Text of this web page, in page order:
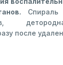
после